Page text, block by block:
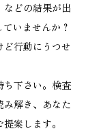
などの結果が出
いませんか？
行動にうつせ
ち下さい。検査
解き、あなた
案します。